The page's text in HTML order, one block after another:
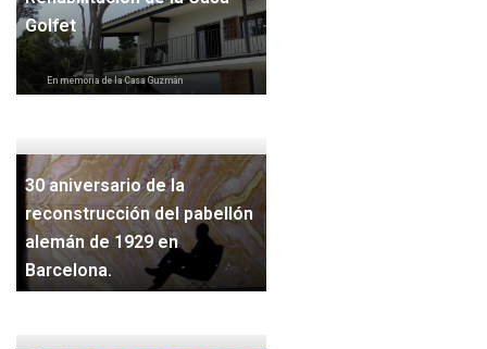
Golfet
En memoria de la Casa Guzmán
30 aniversario de la
reconstrucción del pabellón
alemán de 1929 en
Barcelona.